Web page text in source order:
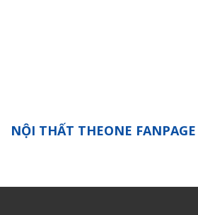
NỘI THẤT THEONE FANPAGE